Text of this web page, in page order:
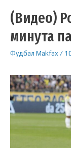
(Видео)
минута
Фудбал Makfax/